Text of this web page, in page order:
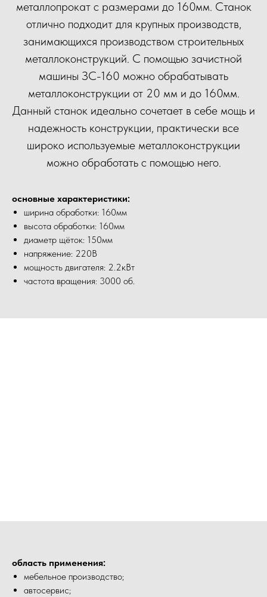
металлопрокат с размерами до 160мм. Станок
отлично подходит для крупных производств,
занимающихся производством строительных
металлоконструкций. С помощью зачистной
машины ЗС-160 можно обрабатывать
металлоконструкции от 20 мм и до 160мм.
Данный станок идеально сочетает в себе мощь и
надежность конструкции, практически все
широко используемые металлоконструкции
можно обработать с помощью него.
основные характеристики:
ширина обработки: 160мм
высота обработки: 160мм
диаметр щёток: 150мм
напряжение: 220В
мощность двигателя: 2.2кВт
частота вращения: 3000 об.
область применения:
мебельное производство;
автосервис;